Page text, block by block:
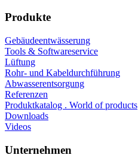
Produkte
Gebäudeentwässerung
Tools & Softwareservice
Lüftung
Rohr- und Kabeldurchführung
Abwasserentsorgung
Referenzen
Produktkatalog . World of products
Downloads
Videos
Unternehmen